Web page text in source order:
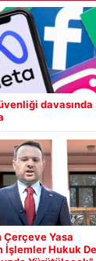
davasında
Çerçeve Yasa
İşlemler Hukuk